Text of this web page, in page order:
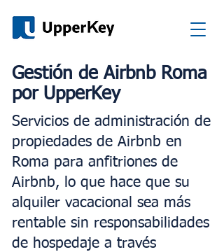
Gestión de Airbnb Roma
por UpperKey
Servicios de administración de
propiedades de Airbnb en
Roma para anfitriones de
Airbnb, lo que hace que su
alquiler vacacional sea más
rentable sin responsabilidades
de hospedaje a través